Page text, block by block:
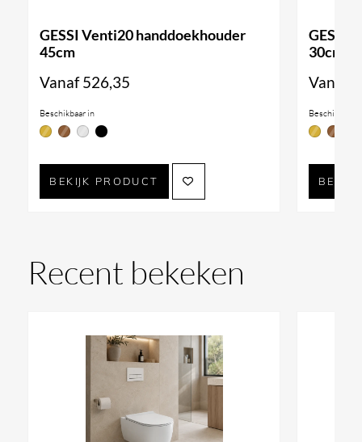
GESSI Venti20 handdoekhouder
45cm
Vanaf526,35
Beschikbaar in
BEKIJK PRODUCT
GESSI
30cm
Vanaf
Beschikbaar
Recent bekeken